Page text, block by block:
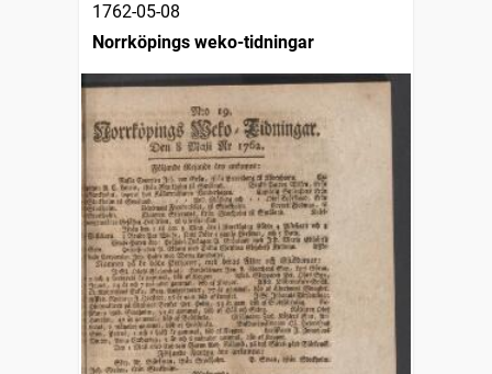
1762-05-08
Norrköpings weko-tidningar